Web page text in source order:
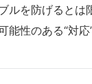
ルを防げるとは
性のある“対